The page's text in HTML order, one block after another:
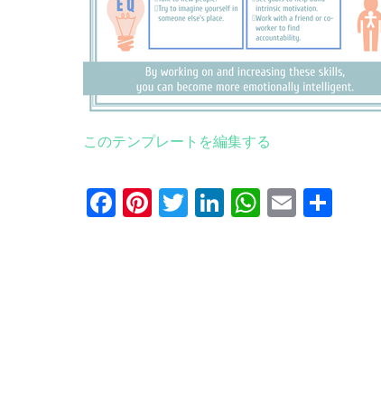
このテンプレートを編集する
Facebook
Pinterest
Twitter
LinkedIn
WhatsApp
Email